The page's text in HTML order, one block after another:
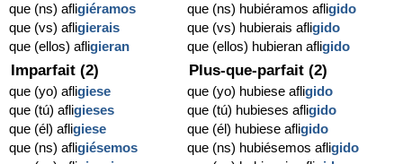
que (ns) afligiéramos
que (vs) afligierais
que (ellos) afligieran
que (ns) hubiéramos afligido
que (vs) hubierais afligido
que (ellos) hubieran afligido
Imparfait (2)
que (yo) afligiese
que (tú) afligieses
que (él) afligiese
que (ns) afligiésemos
Plus-que-parfait (2)
que (yo) hubiese afligido
que (tú) hubieses afligido
que (él) hubiese afligido
que (ns) hubiésemos afligido